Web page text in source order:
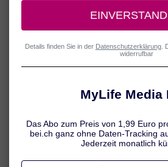
Da die Zahl der Neurodermitis-Patienten
Hauterkrankung auch mit der
Verbindung gebracht. Nach dieser
bestimmte Umwelteinflüsse (z. B.
Immunsystems, der zur Folge hat, dass
Substanzen wie etwa Pollen oder